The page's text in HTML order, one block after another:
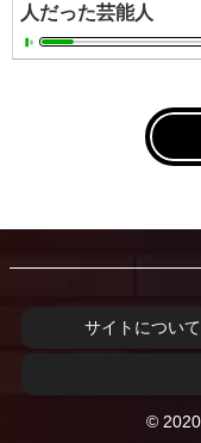
人だった芸能人
サイトについて
©